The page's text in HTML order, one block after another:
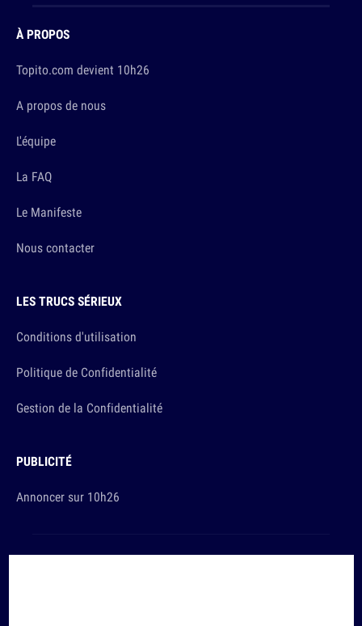
À PROPOS
Topito.com devient 10h26
A propos de nous
L'équipe
La FAQ
Le Manifeste
Nous contacter
LES TRUCS SÉRIEUX
Conditions d'utilisation
Politique de Confidentialité
Gestion de la Confidentialité
PUBLICITÉ
Annoncer sur 10h26